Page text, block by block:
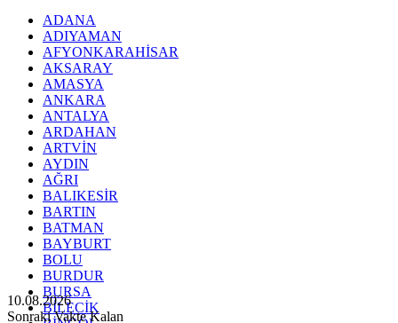
ADANA
ADIYAMAN
AFYONKARAHİSAR
AKSARAY
AMASYA
ANKARA
ANTALYA
ARDAHAN
ARTVİN
AYDIN
AĞRI
BALIKESİR
BARTIN
BATMAN
BAYBURT
BOLU
BURDUR
BURSA
BİLECİK
10.08.2026
Sonraki Vakte Kalan